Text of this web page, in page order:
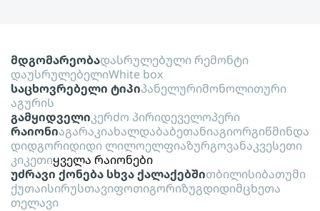
მდგომარეობადასრულებული რემონტი
დაუსრულებელიWhite box
საცხოვრებელი ტიპიპანელურიმონოლითური
აგურის
გამყიდველიკერძო პირიდეველოპერი
რაიონიაგარაკიახალდაბაბეთანიაგიორგიწმინდა
დიდგორიდიდი ლილოელფიაზურგოვანაკვესეთი
კიკეთიყველა რაიონები
უძრავი ქონება სხვა ქალაქებშითბილისიბათუმი
ქუთაისირუსთავიფოთიგორიზუგდიდიმცხეთა
თელავი